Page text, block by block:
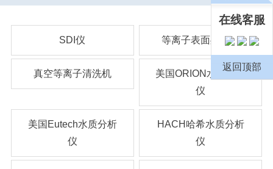
SDI仪 等离子表面处理机
真空等离子清洗机
美国ORION水质分析
仪
美国Eutech水质分析
仪
HACH哈希水质分析
仪
在线客服
返回顶部